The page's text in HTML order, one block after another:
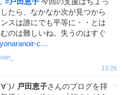
たら、なかなか次が見つから
スは誰にでも平等に・・とは
のは難しいね。失うのはすぐ
c…
13:26
ﾉ 戸田恵子さんのブログを拝